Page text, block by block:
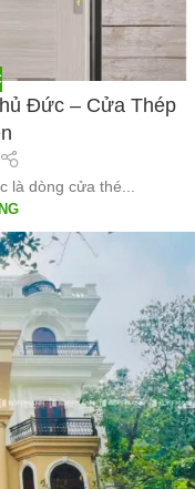
Đức – Cửa Thép
là dòng cửa thé...